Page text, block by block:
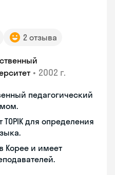
2 отзыва
• 2002 г.
педагогический
для определения
Корее и имеет